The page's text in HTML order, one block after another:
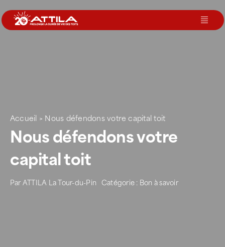
au
contenu
Nos agences
Votre toit
Rejoignez-nous
Accueil > Nous défendons votre capital toit
Nous défendons votre
capital toit
ParATTILA La Tour-du-Pin Catégorie : Bon à savoir